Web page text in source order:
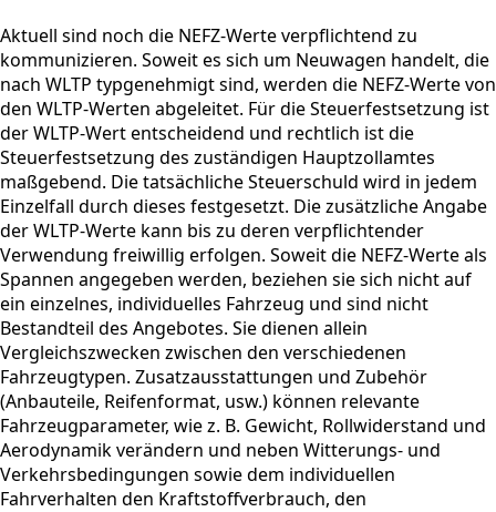
Aktuell sind noch die NEFZ-Werte verpflichtend zu
kommunizieren. Soweit es sich um Neuwagen handelt, die
nach WLTP typgenehmigt sind, werden die NEFZ-Werte von
den WLTP-Werten abgeleitet. Für die Steuerfestsetzung ist
der WLTP-Wert entscheidend und rechtlich ist die
Steuerfestsetzung des zuständigen Hauptzollamtes
maßgebend. Die tatsächliche Steuerschuld wird in jedem
Einzelfall durch dieses festgesetzt. Die zusätzliche Angabe
der WLTP-Werte kann bis zu deren verpflichtender
Verwendung freiwillig erfolgen. Soweit die NEFZ-Werte als
Spannen angegeben werden, beziehen sie sich nicht auf
ein einzelnes, individuelles Fahrzeug und sind nicht
Bestandteil des Angebotes. Sie dienen allein
Vergleichszwecken zwischen den verschiedenen
Fahrzeugtypen. Zusatzausstattungen und Zubehör
(Anbauteile, Reifenformat, usw.) können relevante
Fahrzeugparameter, wie z. B. Gewicht, Rollwiderstand und
Aerodynamik verändern und neben Witterungs- und
Verkehrsbedingungen sowie dem individuellen
Fahrverhalten den Kraftstoffverbrauch, den